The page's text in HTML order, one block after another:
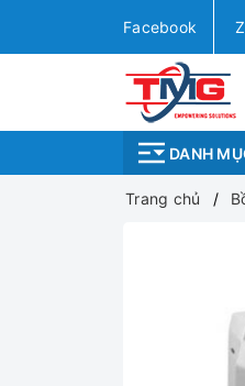
Facebook
DANH
Trang chủ